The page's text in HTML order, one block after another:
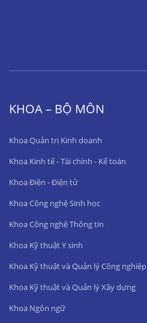
KHOA – BỘ MÔN
Khoa Quản trị Kinh doanh
Khoa Kinh tế - Tài chính - Kế toán
Khoa Điện - Điện tử
Khoa Công nghệ Sinh học
Khoa Công nghệ Thông tin
Khoa Kỹ thuật Y sinh
Khoa Kỹ thuật và Quản lý Công nghiệp
Khoa Kỹ thuật và Quản lý Xây dựng
Khoa Ngôn ngữ